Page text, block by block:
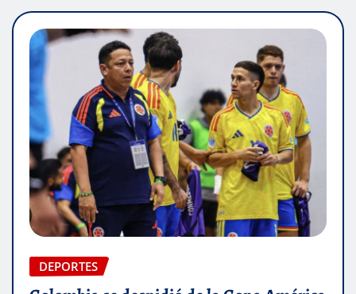
DEPORTES